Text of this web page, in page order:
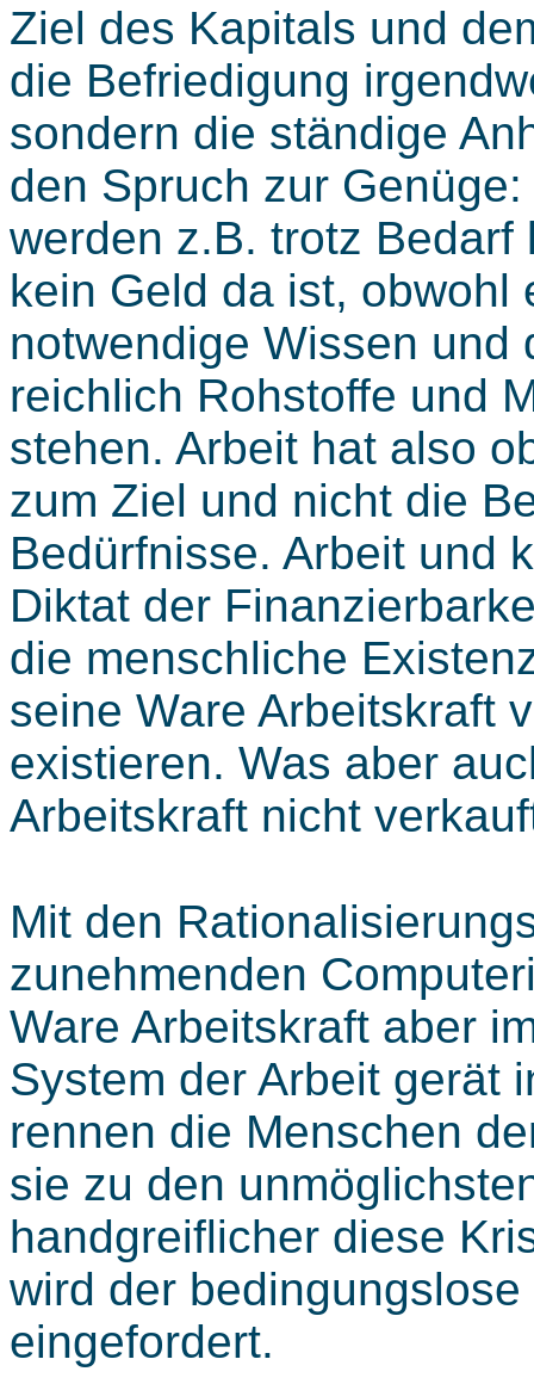
Ziel des Kapitals und
die Befriedigung
sondern die ständige
den Spruch zur
werden z.B. trotz
kein Geld da ist, obwohl
notwendige Wissen und
reichlich Rohstoffe und
stehen. Arbeit hat also
zum Ziel und nicht die
Bedürfnisse. Arbeit und
Diktat der
die menschliche
seine Ware Arbeitskraft
existieren. Was aber
Arbeitskraft nicht
Mit den
zunehmenden
Ware Arbeitskraft aber
System der Arbeit gerät
rennen die Menschen
sie zu den
handgreiflicher diese
wird der
eingefordert.